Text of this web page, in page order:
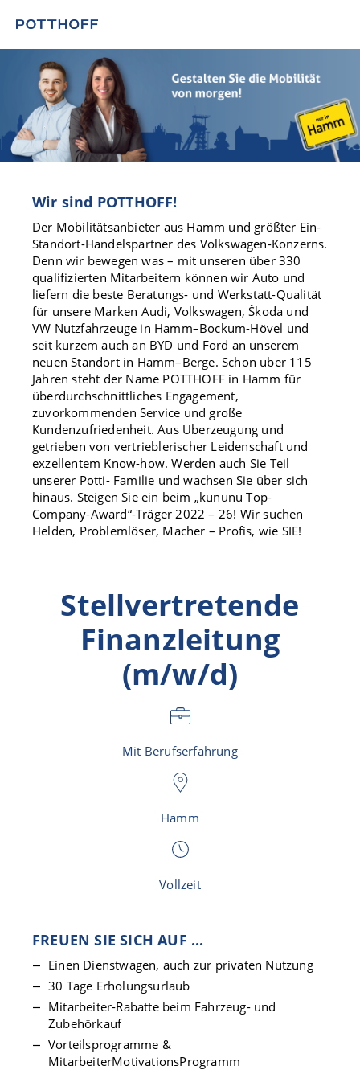
Wir sind POTTHOFF!
Der Mobilitätsanbieter aus Hamm und größter Ein-
Standort-Handelspartner des Volkswagen-Konzerns.
Denn wir bewegen was – mit unseren über 330
qualifizierten Mitarbeitern können wir Auto und
liefern die beste Beratungs- und Werkstatt-Qualität
für unsere Marken Audi, Volkswagen, Škoda und
VW Nutzfahrzeuge in Hamm–Bockum-Hövel und
seit kurzem auch an BYD und Ford an unserem
neuen Standort in Hamm–Berge. Schon über 115
Jahren steht der Name POTTHOFF in Hamm für
überdurchschnittliches Engagement,
zuvorkommenden Service und große
Kundenzufriedenheit. Aus Überzeugung und
getrieben von vertrieblerischer Leidenschaft und
exzellentem Know-how. Werden auch Sie Teil
unserer Potti- Familie und wachsen Sie über sich
hinaus. Steigen Sie ein beim „kununu Top-
Company-Award“-Träger 2022 – 26! Wir suchen
Helden, Problemlöser, Macher – Profis, wie SIE!
Stellvertretende
Finanzleitung
(m/w/d)
Mit Berufserfahrung
Hamm
Vollzeit
FREUEN SIE SICH AUF ...
Einen Dienstwagen, auch zur privaten Nutzung
30 Tage Erholungsurlaub
Mitarbeiter-Rabatte beim Fahrzeug- und
Zubehörkauf
Vorteilsprogramme &
MitarbeiterMotivationsProgramm